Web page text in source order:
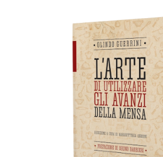
AGGIUNGI AL CARRELLO /